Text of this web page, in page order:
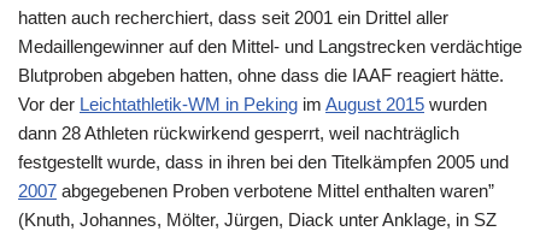
hatten auch recherchiert, dass seit 2001 ein Drittel aller
Medaillengewinner auf den Mittel- und Langstrecken verdächtige
Blutproben abgeben hatten, ohne dass die IAAF reagiert hätte.
Vor der Leichtathletik-WM in Peking im August 2015 wurden
dann 28 Athleten rückwirkend gesperrt, weil nachträglich
festgestellt wurde, dass in ihren bei den Titelkämpfen 2005 und
2007 abgegebenen Proben verbotene Mittel enthalten waren”
(Knuth, Johannes, Mölter, Jürgen, Diack unter Anklage, in SZ